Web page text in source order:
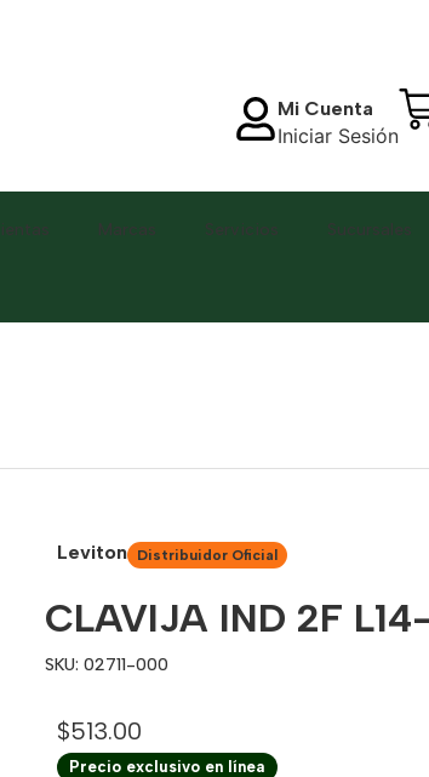
Mi Cuenta
Iniciar Sesión
Marcas Servicios Sucursales
Leviton Distribuidor Oficial
CLAVIJA IND 2F
SKU: 02711-000
$513.00
Precio exclusivo en línea